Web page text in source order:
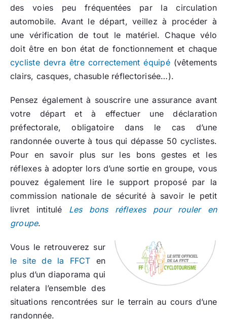
des voies peu fréquentées par la circulation
automobile. Avant le départ, veillez à procéder à
une vérification de tout le matériel. Chaque vélo
doit être en bon état de fonctionnement et chaque
cycliste devra être correctement équipé(vêtements
clairs, casques, chasuble réflectorisée…).
Pensez également à souscrire une assurance avant
votre départ et à effectuer une déclaration
préfectorale, obligatoire dans le cas d’une
randonnée ouverte à tous qui dépasse 50 cyclistes.
Pour en savoir plus sur les bons gestes et les
réflexes à adopter lors d’une sortie en groupe, vous
pouvez également lire le support proposé par la
commission nationale de sécurité à savoir le petit
livret intitulé Les bons réflexes pour rouler en
groupe.
Vous le retrouverez sur
le site de la FFCT en
plus d’un diaporama qui
relatera l’ensemble des
situations rencontrées sur le terrain au cours d’une
randonnée.